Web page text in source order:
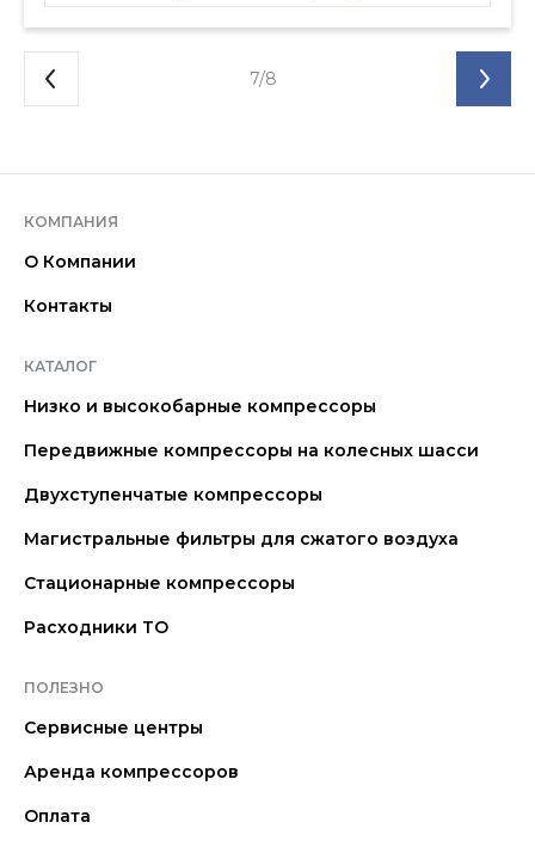
7/8
КОМПАНИЯ
О Компании
Контакты
КАТАЛОГ
Низко и высокобарные компрессоры
Передвижные компрессоры на колесных шасси
Двухступенчатые компрессоры
Магистральные фильтры для сжатого воздуха
Стационарные компрессоры
Расходники ТО
ПОЛЕЗНО
Сервисные центры
Аренда компрессоров
Оплата